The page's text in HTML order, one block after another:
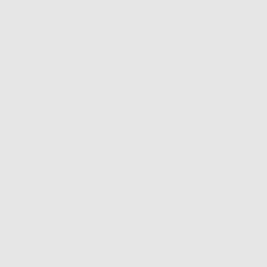
Ornament wetterfest und behält seine Farben
Geschenk, dieses Frosch-Ornament passt